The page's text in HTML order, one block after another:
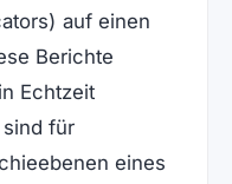
auf einen
Berichte
Echtzeit
für
eines